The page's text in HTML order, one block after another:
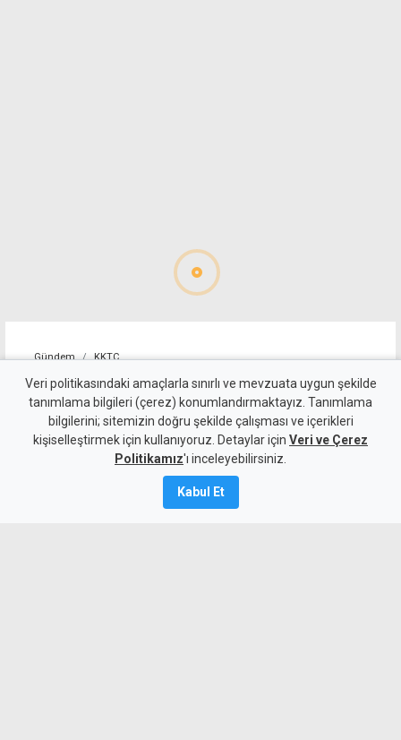
Gündem KKTC
Girne-Çamlıbel yolunda iki
araç çarpıştı: 1 ölü, 3 yaralı
7 Ağustos 2026
Veri politikasındaki amaçlarla sınırlı ve mevzuata uygun şekilde
tanımlama bilgileri (çerez) konumlandırmaktayız. Tanımlama
bilgilerini; sitemizin doğru şekilde çalışması ve içerikleri
kişiselleştirmek için kullanıyoruz. Detaylar için Veri ve Çerez
Politikamız'ı inceleyebilirsiniz.
Kabul Et